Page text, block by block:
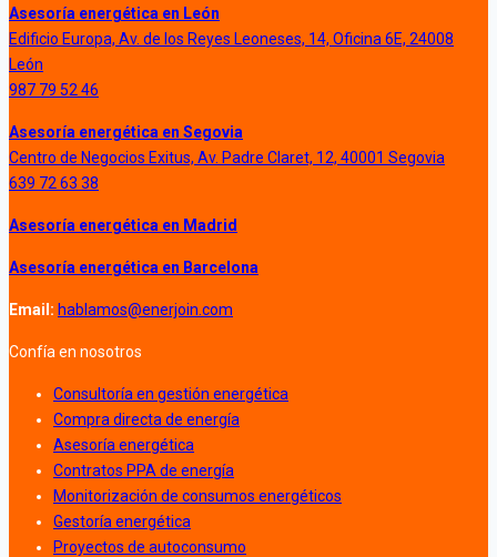
Asesoría energética en León
Edificio Europa, Av. de los Reyes Leoneses, 14, Oficina 6E, 24008
León
987 79 52 46
Asesoría energética en Segovia
Centro de Negocios Exitus, Av. Padre Claret, 12, 40001 Segovia
639 72 63 38
Asesoría energética en Madrid
Asesoría energética en Barcelona
Email: hablamos@enerjoin.com
Confía en nosotros
Consultoría en gestión energética
Compra directa de energía
Asesoría energética
Contratos PPA de energía
Monitorización de consumos energéticos
Gestoría energética
Proyectos de autoconsumo